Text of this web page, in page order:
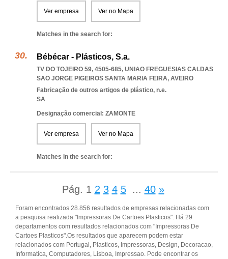
Ver empresa Ver no Mapa
Matches in the search for:
Bébécar - Plásticos, S.a.
TV DO TOJEIRO 59, 4505-685, UNIAO FREGUESIAS CALDAS
SAO JORGE PIGEIROS SANTA MARIA FEIRA, AVEIRO
Fabricação de outros artigos de plástico, n.e.
SA
Designação comercial: ZAMONTE
Ver empresa Ver no Mapa
Matches in the search for:
Pág. 1 2 3 4 5 ... 40 »
Foram encontrados 28.856 resultados de empresas relacionadas com
a pesquisa realizada "Impressoras De Cartoes Plasticos". Há 29
departamentos com resultados relacionados com "Impressoras De
Cartoes Plasticos".Os resultados que aparecem podem estar
relacionados com Portugal, Plasticos, Impressoras, Design, Decoracao,
Informatica, Computadores, Lisboa, Impressao. Pode encontrar os